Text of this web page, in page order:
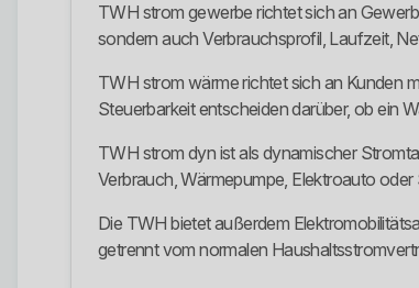
TWH strom gewerbe richtet sich an
sondern auch Verbrauchsprofil, Laufzeit,
TWH strom wärme richtet sich an Kunden
Steuerbarkeit entscheiden darüber, ob ein
TWH strom dyn ist als dynamischer
Verbrauch, Wärmepumpe, Elektroauto
Die TWH bietet außerdem
getrennt vom normalen